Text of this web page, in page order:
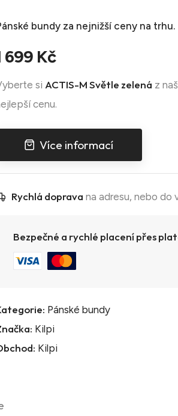
bundy za nejnižší ceny na trhu.
699 Kč
si ACTIS-M Světle zelená z
cenu.
Více informací
Rychlá doprava na adresu, nebo do
Bezpečné a rychlé placení přes
Pánské bundy
Kilpi
Kilpi